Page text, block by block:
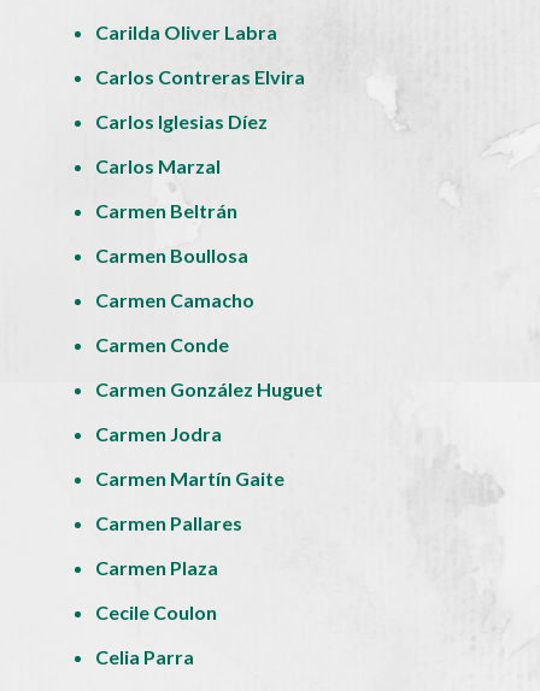
Carilda Oliver Labra
Carlos Contreras Elvira
Carlos Iglesias Díez
Carlos Marzal
Carmen Beltrán
Carmen Boullosa
Carmen Camacho
Carmen Conde
Carmen González Huguet
Carmen Jodra
Carmen Martín Gaite
Carmen Pallares
Carmen Plaza
Cecile Coulon
Celia Parra